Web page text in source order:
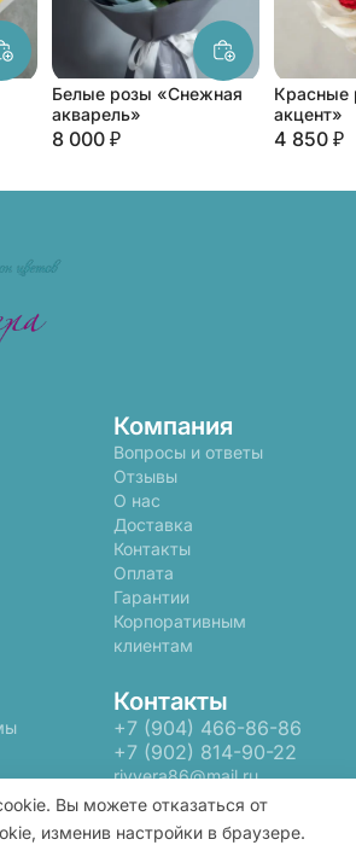
Белые розы «Снежная
акварель»
8 000 ₽
Красные
акцент»
4 850 ₽
Компания
Вопросы и ответы
Отзывы
О нас
Доставка
Контакты
Оплата
Гарантии
Корпоративным
клиентам
Контакты
+7 (904) 466-86-86
+7 (902) 814-90-22
rivyera86@mail.ru
Вы можете отказаться от
изменив настройки в браузере.